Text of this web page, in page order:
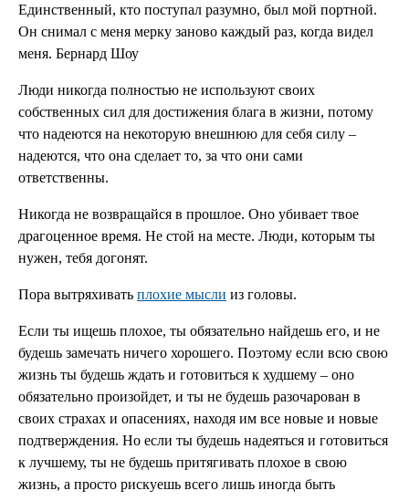
Единственный, кто поступал разумно, был мой портной.
Он снимал с меня мерку заново каждый раз, когда видел
меня. Бернард Шоу
Люди никогда полностью не используют своих
собственных сил для достижения блага в жизни, потому
что надеются на некоторую внешнюю для себя силу –
надеются, что она сделает то, за что они сами
ответственны.
Никогда не возвращайся в прошлое. Оно убивает твое
драгоценное время. Не стой на месте. Люди, которым ты
нужен, тебя догонят.
Пора вытряхивать плохие мысли из головы.
Если ты ищешь плохое, ты обязательно найдешь его, и не
будешь замечать ничего хорошего. Поэтому если всю свою
жизнь ты будешь ждать и готовиться к худшему – оно
обязательно произойдет, и ты не будешь разочарован в
своих страхах и опасениях, находя им все новые и новые
подтверждения. Но если ты будешь надеяться и готовиться
к лучшему, ты не будешь притягивать плохое в свою
жизнь, а просто рискуешь всего лишь иногда быть